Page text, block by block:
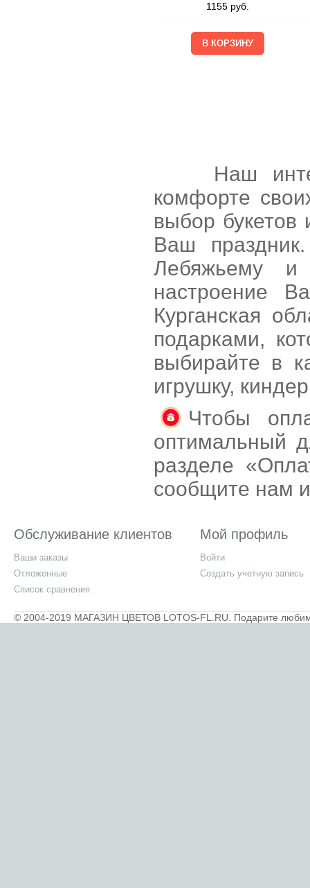
1155 руб.
Наш
комфорте
выбор букетов
Ваш
Лебяжьему и
настроение
Курганская
подарками,
выбирайте в
игрушку,
Чтобы
оптимальный
разделе
сообщите нам
Обслуживание клиентов
Ваши заказы
Отложенные
Список сравнения
Мой профиль
Войти
Создать учетную запись
© 2004-2019 МАГАЗИН ЦВЕТОВ LOTOS-FL.RU. Подарите